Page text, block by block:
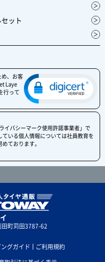
ット
、お客
Laye
行って
イバシーマーク使用許諾事業者」で
いる個人情報については社員教育を
ております。
町苅田3787-62
グガイド
ご利用規約